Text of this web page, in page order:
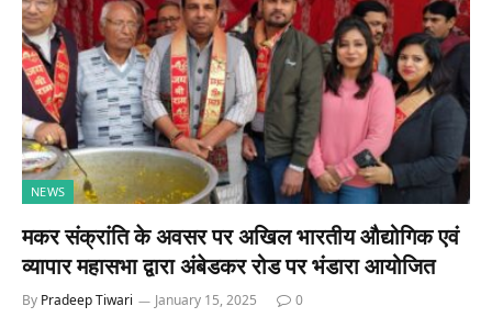
NEWS
मकर संक्रांति के अवसर पर अखिल भारतीय औद्योगिक एवं
व्यापार महासभा द्वारा अंबेडकर रोड पर भंडारा आयोजित
By Pradeep Tiwari January 15, 2025 0